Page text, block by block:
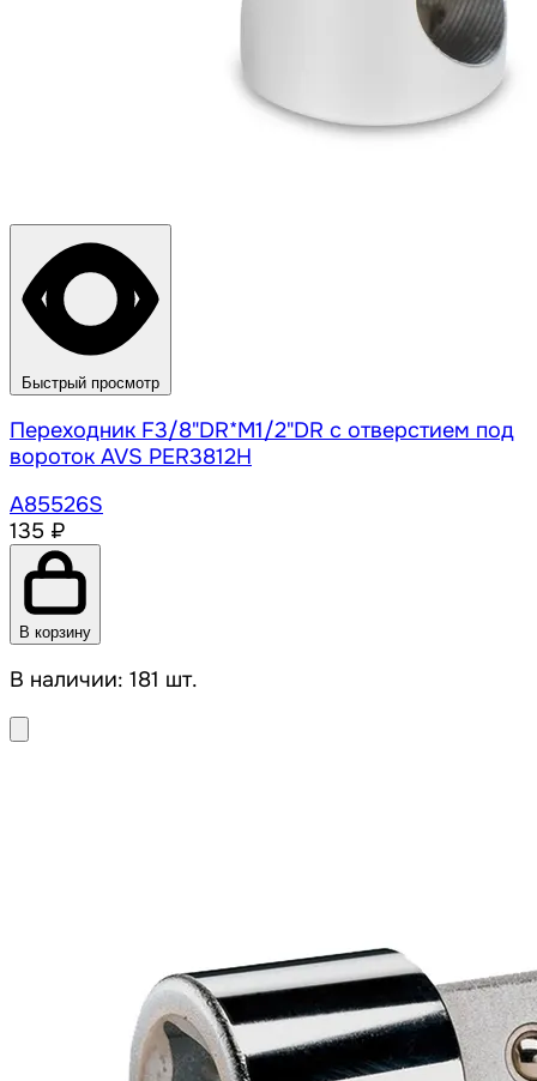
Быстрый просмотр
Переходник F3/8"DR*M1/2"DR с отверстием под
вороток AVS PER3812H
A85526S
135 ₽
В корзину
В наличии: 181 шт.